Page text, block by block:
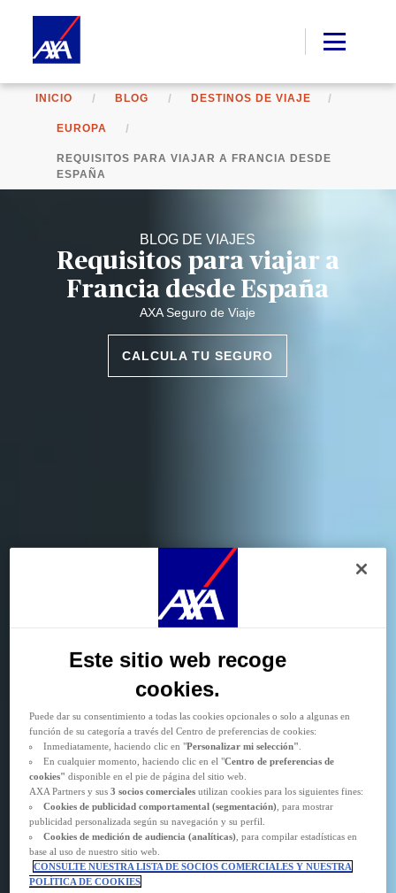
INICIO BLOG DESTINOS DE VIAJE
EUROPA
REQUISITOS PARA VIAJAR A FRANCIA DESDE
ESPAÑA​
BLOG DE VIAJES
Requisitos para viajar a
Francia desde España
AXA Seguro de Viaje
CALCULA TU SEGURO
Este sitio web recoge
cookies.
Durante la navegación por este sitio web se depositan
(estrictamente necesarias). También puede consentir el depósito de
cookies opcionales, ya sea por parte de AXA Partners o de terceros proveedores,
para los fines descritos a continuación.
la navegación por el sitio web. AXA Partners o terceros proveedores pueden
depositar cookies opcionales para los fines que se indican a continuación.
aceptarorechazarel
Puede dar su consentimiento a todas las cookies opcionales o solo a algunas en
función de su categoría a través del Centro de preferencias de cookies:
Inmediatamente, haciendo clic en "Personalizar mi selección"
En cualquier momento, haciendo clic en el "Centro de preferencias de
cookies" disponible en el pie de página del sitio web.
AXA Partners y sus3 socios comerciales utilizan cookies para los siguientes fines:
Cookies de publicidad comportamental (segmentación), para mostrar
publicidad personalizada según su navegación y su perfil.
Cookies de medición de audiencia (analíticas), para compilar estadísticas en
base al uso de nuestro sitio web.
CONSULTE NUESTRA LISTA DE SOCIOS COMERCIALES Y NUESTRA
POLÍTICA DE COOKIES